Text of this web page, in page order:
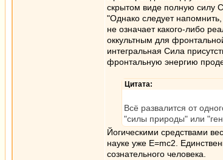
скрытом виде полную силу
"Однако следует
не означает какого-либо
оккультным для
интегральная Сила
фронтальную энергию
Цитата:
Всё развалится от
"силы природы" или
Йогическими средствами
науке уже E=mc2.
сознательного человека.